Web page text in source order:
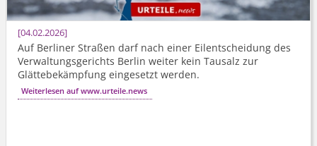
04.02.2026
Auf Berliner Straßen darf nach einer Eilentscheidung des
Verwaltungsgerichts Berlin weiter kein Tausalz zur
Glättebekämpfung eingesetzt werden.
Weiterlesen auf www.urteile.news